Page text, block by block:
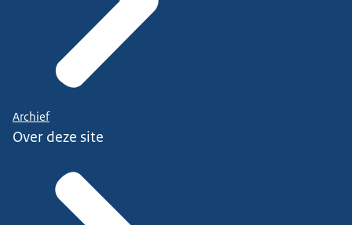
Archief
Over deze site